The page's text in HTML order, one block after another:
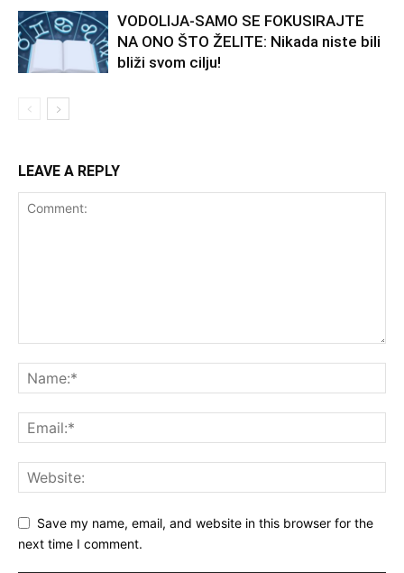
VODOLIJA-SAMO SE FOKUSIRAJTE
NA ONO ŠTO ŽELITE: Nikada niste bili
bliži svom cilju!
LEAVE A REPLY
Save my name, email, and website in this browser for the
next time I comment.